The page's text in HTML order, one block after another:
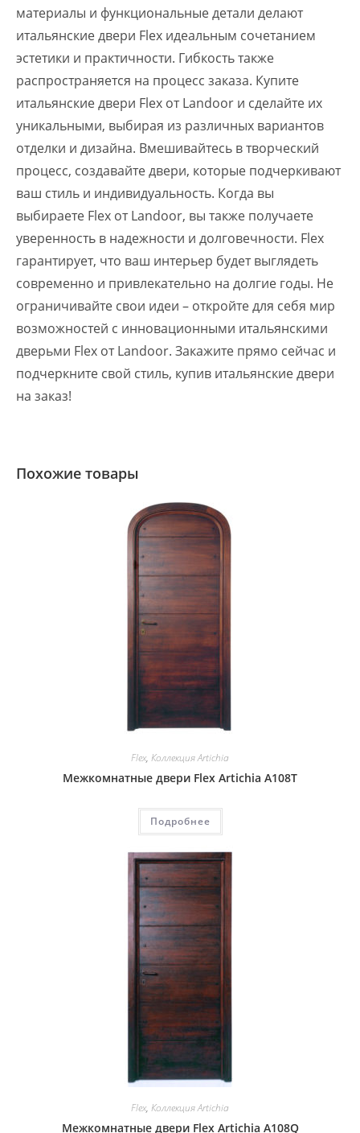
материалы и функциональные детали делают
итальянские двери Flex идеальным сочетанием
эстетики и практичности. Гибкость также
распространяется на процесс заказа. Купите
итальянские двери Flex от Landoor и сделайте их
уникальными, выбирая из различных вариантов
отделки и дизайна. Вмешивайтесь в творческий
процесс, создавайте двери, которые подчеркивают
ваш стиль и индивидуальность. Когда вы
выбираете Flex от Landoor, вы также получаете
уверенность в надежности и долговечности. Flex
гарантирует, что ваш интерьер будет выглядеть
современно и привлекательно на долгие годы. Не
ограничивайте свои идеи – откройте для себя мир
возможностей с инновационными итальянскими
дверьми Flex от Landoor. Закажите прямо сейчас и
подчеркните свой стиль, купив итальянские двери
на заказ!
Похожие товары
Flex, Коллекция Artichia
Межкомнатные двери Flex Artichia A108T
Подробнее
Flex, Коллекция Artichia
Межкомнатные двери Flex Artichia A108Q